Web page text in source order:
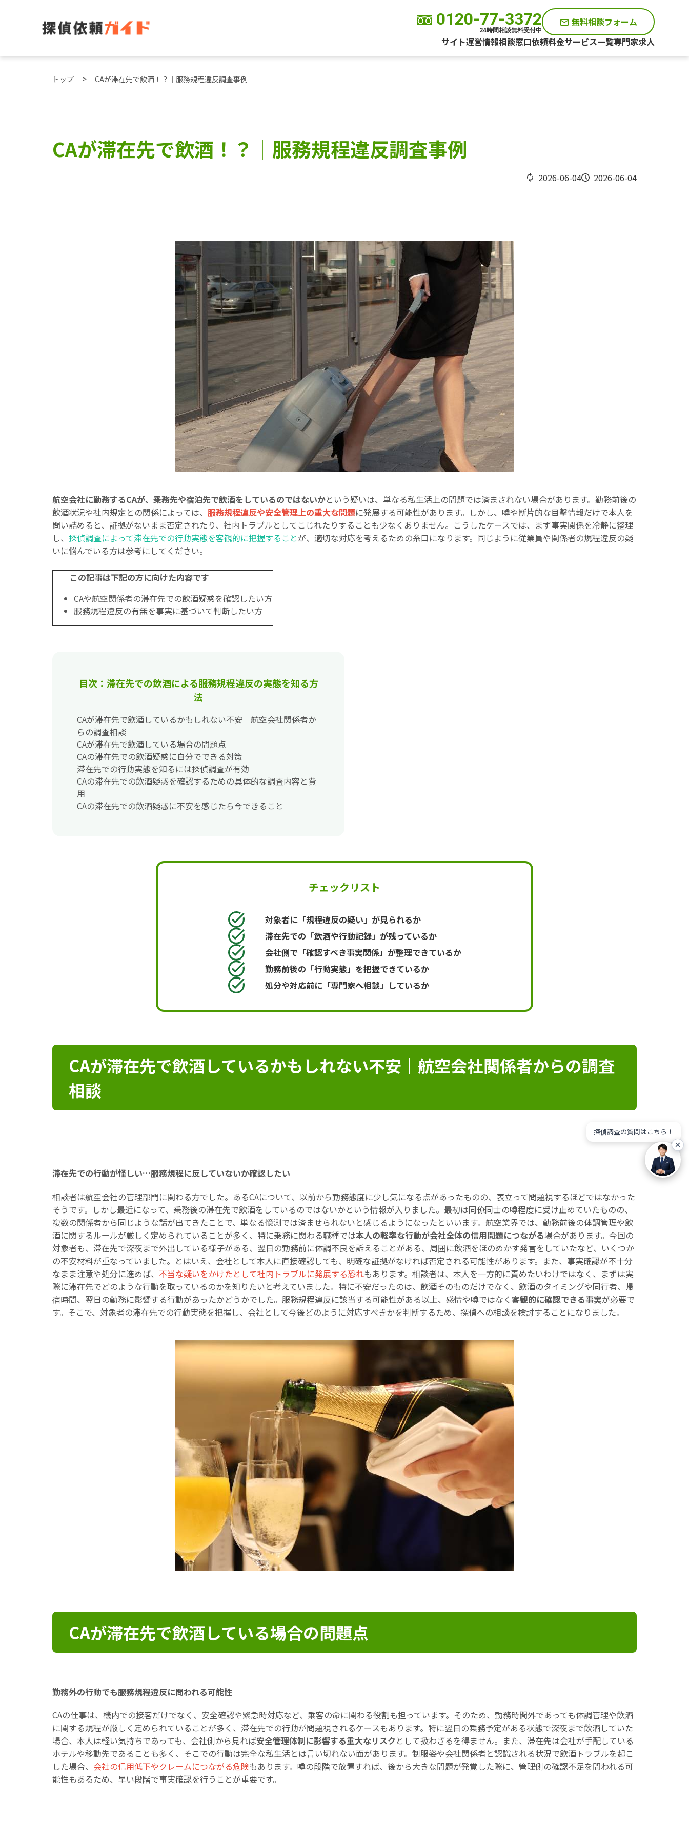
0120-77-3372
24時間相談無料受付中
mail 無料相談フォーム
サイト運営情報相談窓口依頼料金サービス一覧専門家求人
トップ CAが滞在先で飲酒！？｜服務規程違反調査事例
CAが滞在先で飲酒！？｜服務規程違反調査事例
2026-06-04 2026-06-04
航空会社に勤務するCAが、乗務先や宿泊先で飲酒をしているのではないかという疑いは、単なる私生活上の問題では済まされない場合があります。勤務前後の
飲酒状況や社内規定との関係によっては、 服務規程違反や安全管理上の重大な問題に発展する可能性があります。しかし、噂や断片的な目撃情報だけで本人を
問い詰めると、証拠がないまま否定されたり、社内トラブルとしてこじれたりすることも少なくありません。こうしたケースでは、まず事実関係を冷静に整理
し、 探偵調査によって滞在先での行動実態を客観的に把握することが、適切な対応を考えるための糸口になります。同じように従業員や関係者の規程違反の疑
いに悩んでいる方は参考にしてください。
この記事は下記の方に向けた内容です
CAや航空関係者の滞在先での飲酒疑惑を確認したい方
服務規程違反の有無を事実に基づいて判断したい方
目次：滞在先での飲酒による服務規程違反の実態を知る方
法
CAが滞在先で飲酒しているかもしれない不安｜航空会社関係者か
らの調査相談
CAが滞在先で飲酒している場合の問題点
CAの滞在先での飲酒疑惑に自分でできる対策
滞在先での行動実態を知るには探偵調査が有効
CAの滞在先での飲酒疑惑を確認するための具体的な調査内容と費
用
CAの滞在先での飲酒疑惑に不安を感じたら今できること
チェックリスト
対象者に「規程違反の疑い」が見られるか
滞在先での「飲酒や行動記録」が残っているか
会社側で「確認すべき事実関係」が整理できているか
勤務前後の「行動実態」を把握できているか
処分や対応前に「専門家へ相談」しているか
CAが滞在先で飲酒しているかもしれない不安｜航空会社関係者からの調査
相談
滞在先での行動が怪しい…服務規程に反していないか確認したい
相談者は航空会社の管理部門に関わる方でした。あるCAについて、以前から勤務態度に少し気になる点があったものの、表立って問題視するほどではなかった
そうです。しかし最近になって、乗務後の滞在先で飲酒をしているのではないかという情報が入りました。最初は同僚同士の噂程度に受け止めていたものの、
複数の関係者から同じような話が出てきたことで、単なる憶測では済ませられないと感じるようになったといいます。航空業界では、勤務前後の体調管理や飲
酒に関するルールが厳しく定められていることが多く、特に乗務に関わる職種では本人の軽率な行動が会社全体の信用問題につながる場合があります。今回の
対象者も、滞在先で深夜まで外出している様子がある、翌日の勤務前に体調不良を訴えることがある、周囲に飲酒をほのめかす発言をしていたなど、いくつか
の不安材料が重なっていました。とはいえ、会社として本人に直接確認しても、明確な証拠がなければ否定される可能性があります。また、事実確認が不十分
なまま注意や処分に進めば、 不当な疑いをかけたとして社内トラブルに発展する恐れもあります。相談者は、本人を一方的に責めたいわけではなく、まずは実
際に滞在先でどのような行動を取っているのかを知りたいと考えていました。特に不安だったのは、飲酒そのものだけでなく、飲酒のタイミングや同行者、帰
宿時間、翌日の勤務に影響する行動があったかどうかでした。服務規程違反に該当する可能性がある以上、感情や噂ではなく 客観的に確認できる事実が必要で
す。そこで、対象者の滞在先での行動実態を把握し、会社として今後どのように対応すべきかを判断するため、探偵への相談を検討することになりました。
CAが滞在先で飲酒している場合の問題点
勤務外の行動でも服務規程違反に問われる可能性
CAの仕事は、機内での接客だけでなく、安全確認や緊急時対応など、乗客の命に関わる役割も担っています。そのため、勤務時間外であっても体調管理や飲酒
に関する規程が厳しく定められていることが多く、滞在先での行動が問題視されるケースもあります。特に翌日の乗務予定がある状態で深夜まで飲酒していた
場合、本人は軽い気持ちであっても、会社側から見れば安全管理体制に影響する重大なリスク として扱わざるを得ません。また、滞在先は会社が手配している
ホテルや移動先であることも多く、そこでの行動は完全な私生活とは言い切れない面があります。制服姿や会社関係者と認識される状況で飲酒トラブルを起こ
した場合、 会社の信用低下やクレームにつながる危険もあります。噂の段階で放置すれば、後から大きな問題が発覚した際に、管理側の確認不足を問われる可
能性もあるため、早い段階で事実確認を行うことが重要です。
探偵調査の質問はこちら！